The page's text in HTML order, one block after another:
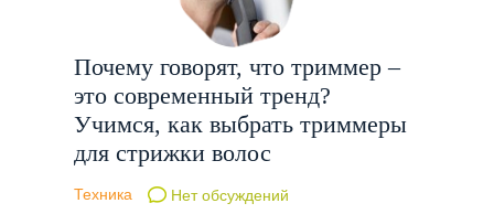
Почему говорят, что триммер –
это современный тренд?
Учимся, как выбрать триммеры
для стрижки волос
Техника Нет обсуждений